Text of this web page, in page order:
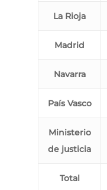
La Rioja
Madrid
Navarra
País Vasco
Ministerio
de justicia
Total